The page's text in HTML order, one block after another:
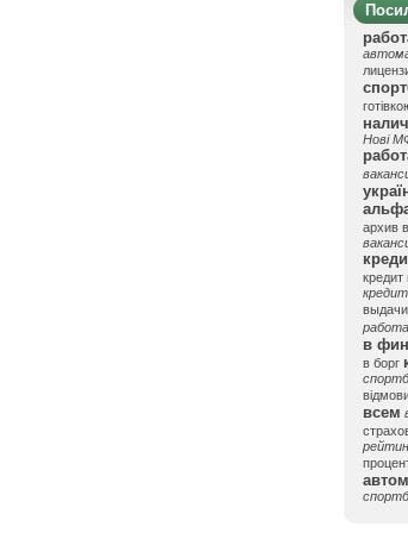
Нові
архив
кредит
в
в борг
всем